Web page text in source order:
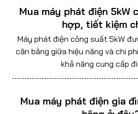
Mua máy phát điện 5kW
hợp, tiết kiệm
Máy phát điện công suất 5kW
cân bằng giữa hiệu năng và chi
khả năng cung cấp
Mua máy phát điện gia